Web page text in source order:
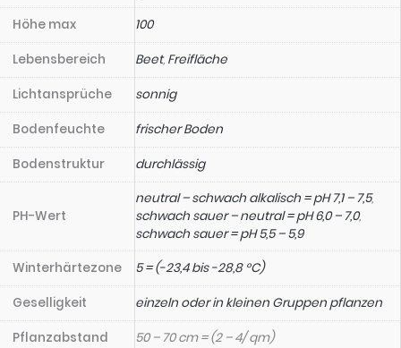
Höhe max 100
Lebensbereich Beet, Freifläche
Lichtansprüche sonnig
Bodenfeuchte frischer Boden
Bodenstruktur durchlässig
PH-Wert
neutral – schwach alkalisch = pH 7,1 – 7,5,
schwach sauer – neutral = pH 6,0 – 7,0,
schwach sauer = pH 5,5 – 5,9
Winterhärtezone
5 = (-23,4 bis -28,8 °C)
Geselligkeit einzeln oder in kleinen Gruppen pflanzen
Pflanzabstand 50 – 70 cm = (2 – 4/ qm)